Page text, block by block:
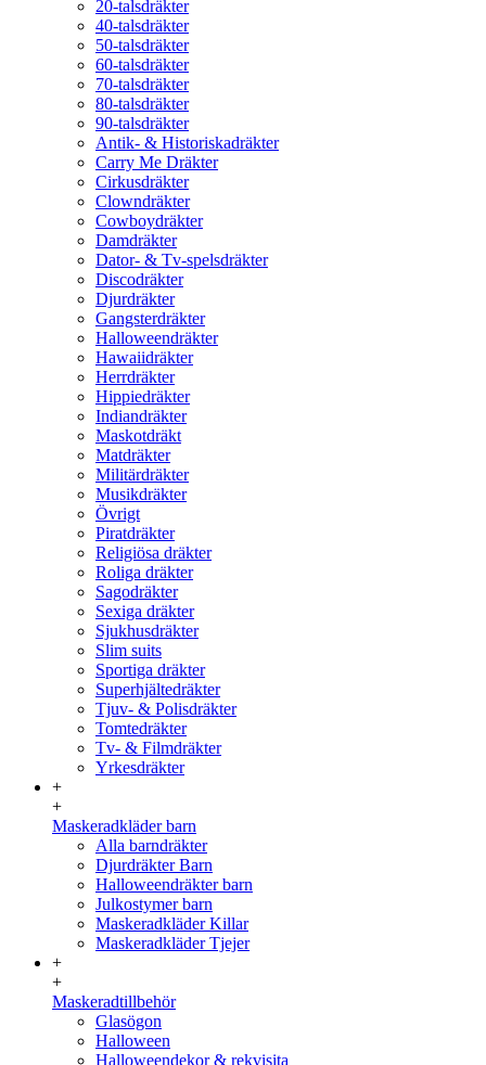
20-talsdräkter
40-talsdräkter
50-talsdräkter
60-talsdräkter
70-talsdräkter
80-talsdräkter
90-talsdräkter
Antik- & Historiskadräkter
Carry Me Dräkter
Cirkusdräkter
Clowndräkter
Cowboydräkter
Damdräkter
Dator- & Tv-spelsdräkter
Discodräkter
Djurdräkter
Gangsterdräkter
Halloweendräkter
Hawaiidräkter
Herrdräkter
Hippiedräkter
Indiandräkter
Maskotdräkt
Matdräkter
Militärdräkter
Musikdräkter
Övrigt
Piratdräkter
Religiösa dräkter
Roliga dräkter
Sagodräkter
Sexiga dräkter
Sjukhusdräkter
Slim suits
Sportiga dräkter
Superhjältedräkter
Tjuv- & Polisdräkter
Tomtedräkter
Tv- & Filmdräkter
Yrkesdräkter
+
+
Maskeradkläder barn
Alla barndräkter
Djurdräkter Barn
Halloweendräkter barn
Julkostymer barn
Maskeradkläder Killar
Maskeradkläder Tjejer
+
+
Maskeradtillbehör
Glasögon
Halloween
Halloweendekor & rekvisita